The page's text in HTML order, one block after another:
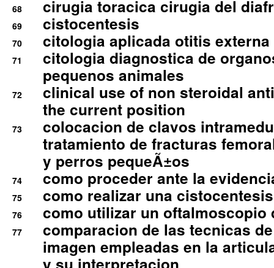
68 cirugia toracica cirugia del
69 cistocentesis
70 citologia aplicada otitis externa
71
citologia diagnostica de
pequenos animales
72
clinical use of non steroidal
the current position
73
colocacion de clavos
tratamiento de fracturas
y perros pequeÃ±os
74 como proceder ante la
75 como realizar una
76 como utilizar un oftalmoscopio
77
comparacion de las tecnicas
imagen empleadas en la